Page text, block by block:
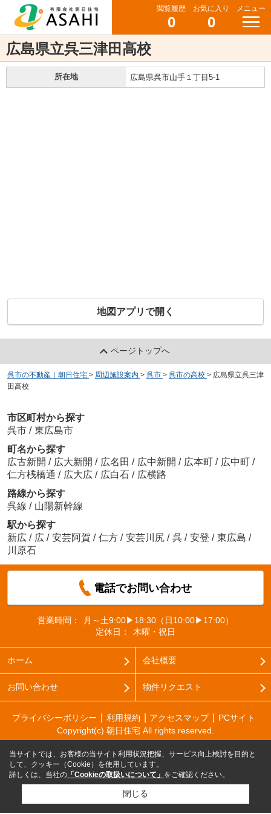
閲覧履歴
0
お気に入り
0
メニュー
広島県立呉三津田高校
所在地 広島県呉市山手１丁目5-1
地図アプリで開く
ページトップへ
呉市の不動産｜朝日住宅 > 周辺施設案内 > 呉市 > 呉市の高校 > 広島県立呉三津
田高校
市区町村から探す
呉市 / 東広島市
町名から探す
広古新開 / 広大新開 / 広名田 / 広中新開 / 広本町 / 広中町 /
仁方桟橋通 / 広大広 / 広白石 / 広横路
路線から探す
呉線 / 山陽新幹線
駅から探す
新広 / 広 / 安芸阿賀 / 仁方 / 安芸川尻 / 呉 / 安登 / 東広島 /
川原石
電話でお問い合わせ
営業時間：
月～土9:00▶18:30（日10:00▶17:00）
定休日：
木曜・祝日
ホーム 会社概要
お問い合わせ 物件リクエスト
プライバシーポリシー 利用規約 アクセスマップ
PCサイト
Copyright(c) 朝日住宅 All rights reserved.
当サイトでは、お客様の当サイト利用状況把握、サービス向上検討を目的と
して、クッキー（Cookie）を使用しています。
詳しくは、当社の 「Cookieの取扱いについて」 をご確認ください。
閉じる